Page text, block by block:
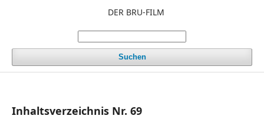
DER BRU-FILM
Suchen
Inhaltsverzeichnis Nr. 69